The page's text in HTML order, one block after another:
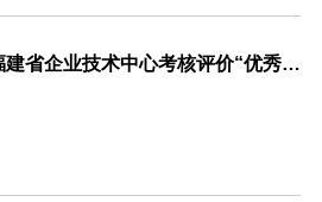
喜讯！ 亚通管道荣膺福建省企业技术中心考核评价“优秀”等级，系省内管道行业唯一！